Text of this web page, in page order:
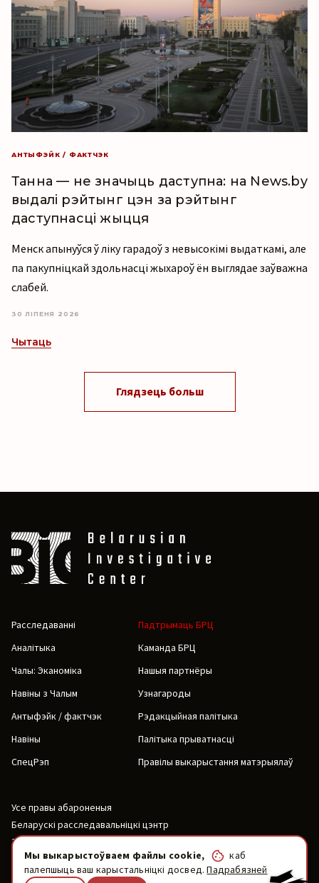
АНТЫФЭЙК / ФАКТЧЭК
Танна — не значыць даступна: на News.by
выдалі рэйтынг цэн за рэйтынг
даступнасці жыцця
Менск апынуўся ў ліку гарадоў з невысокімі выдаткамі, але
па пакупніцкай здольнасці жыхароў ён выглядае заўважна
слабей.
30 ЛІПЕНЯ 2026
Чытаць
Глядзець больш
Расследаванні
Аналітыка
Чалы: Эканоміка
Навіны з Чалым
Антыфэйк / фактчэк
Навіны
СпецРэп
Падтрымаць БРЦ
Каманда БРЦ
Нашыя партнёры
Узнагароды
Рэдакцыйная палітыка
Палітыка прыватнасці
Правілы выкарыстання матэрыялаў
Усе правы абароненыя
Беларускі расследавальніцкі цэнтр
2019-2026
Мы выкарыстоўваем файлы cookie,
каб
палепшыць ваш карыстальніцкі досвед.Падрабязней